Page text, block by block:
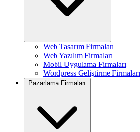
Web Tasarım Firmaları
Web Yazılım Firmaları
Mobil Uygulama Firmaları
Wordpress Geliştirme Firmaları
Pazarlama Firmaları